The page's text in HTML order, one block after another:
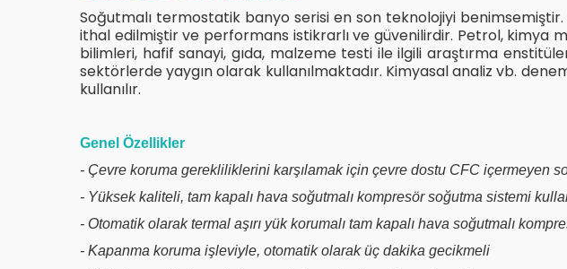
Soğutmalı termostatik banyo serisi en son teknolojiyi
ithal edilmiştir ve performans istikrarlı ve güvenilirdir. Petrol, kimya
bilimleri, hafif sanayi, gıda, malzeme testi ile ilgili araştırma
sektörlerde yaygın olarak kullanılmaktadır. Kimyasal analiz vb.
kullanılır.
Genel Özellikler
- Çevre koruma gerekliliklerini karşılamak için çevre dostu CFC içermeyen
- Yüksek kaliteli, tam kapalı hava soğutmalı kompresör soğutma sistemi
- Otomatik olarak termal aşırı yük korumalı tam kapalı hava soğutmalı
- Kapanma koruma işleviyle, otomatik olarak üç dakika gecikmeli